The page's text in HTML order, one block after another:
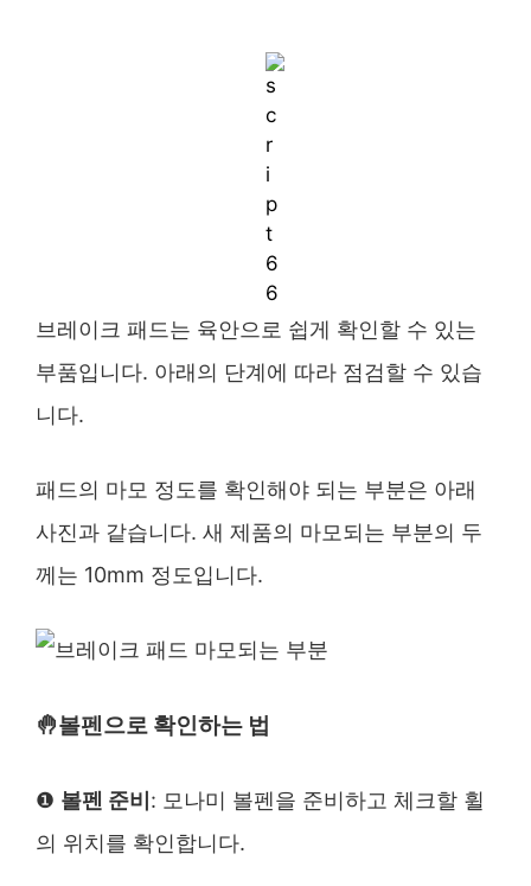
브레이크 패드는 육안으로 쉽게 확인할 수 있는
부품입니다. 아래의 단계에 따라 점검할 수 있습
니다.
패드의 마모 정도를 확인해야 되는 부분은 아래
사진과 같습니다. 새 제품의 마모되는 부분의 두
께는 10mm 정도입니다.
🤚볼펜으로 확인하는 법
❶ 볼펜 준비 : 모나미 볼펜을 준비하고 체크할 휠
의 위치를 확인합니다.